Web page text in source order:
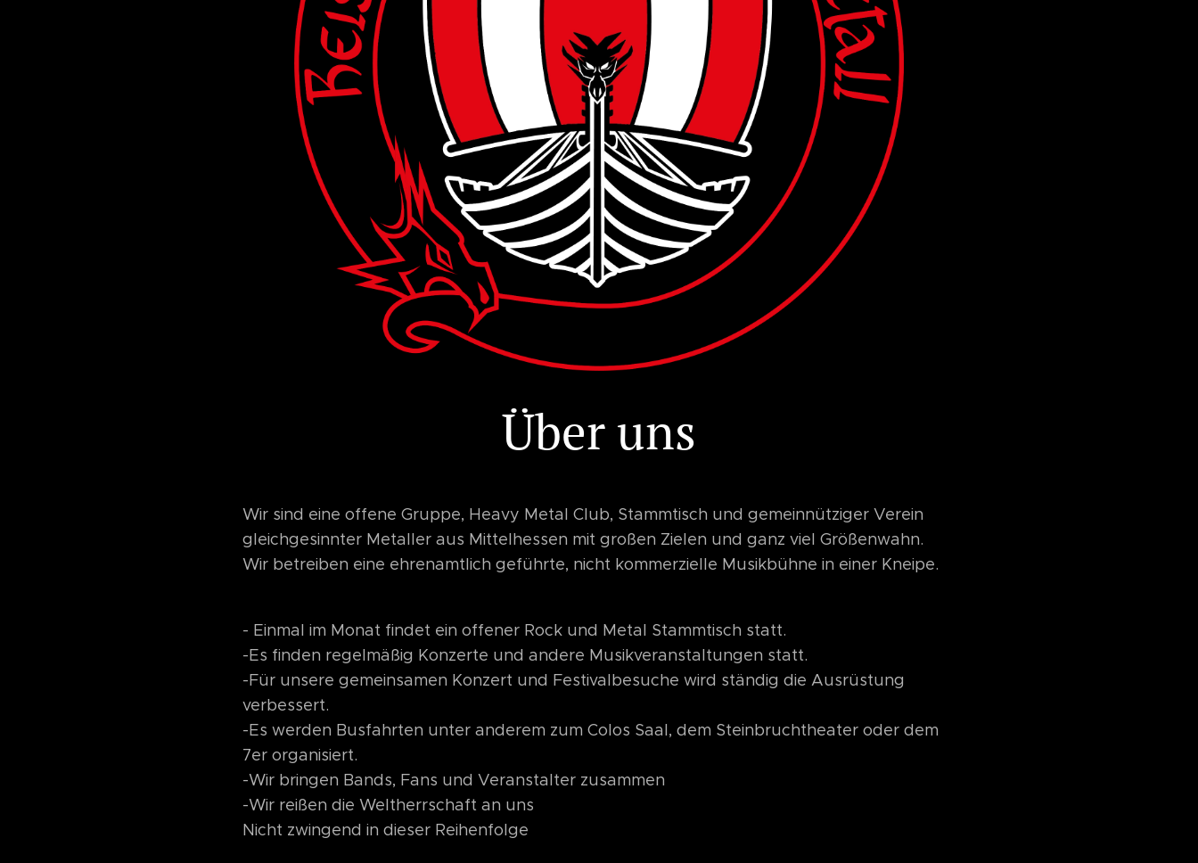
Über uns
Wir sind eine offene Gruppe, Heavy Metal Club, Stammtisch und gemeinnütziger Verein
gleichgesinnter Metaller aus Mittelhessen mit großen Zielen und ganz viel Größenwahn.
Wir betreiben eine ehrenamtlich geführte, nicht kommerzielle Musikbühne in einer Kneipe.
- Einmal im Monat findet ein offener Rock und Metal Stammtisch statt.
-Es finden regelmäßig Konzerte und andere Musikveranstaltungen statt.
-Für unsere gemeinsamen Konzert und Festivalbesuche wird ständig die Ausrüstung
verbessert.
-Es werden Busfahrten unter anderem zum Colos Saal, dem Steinbruchtheater oder dem
7er organisiert.
-Wir bringen Bands, Fans und Veranstalter zusammen
-Wir reißen die Weltherrschaft an uns
Nicht zwingend in dieser Reihenfolge